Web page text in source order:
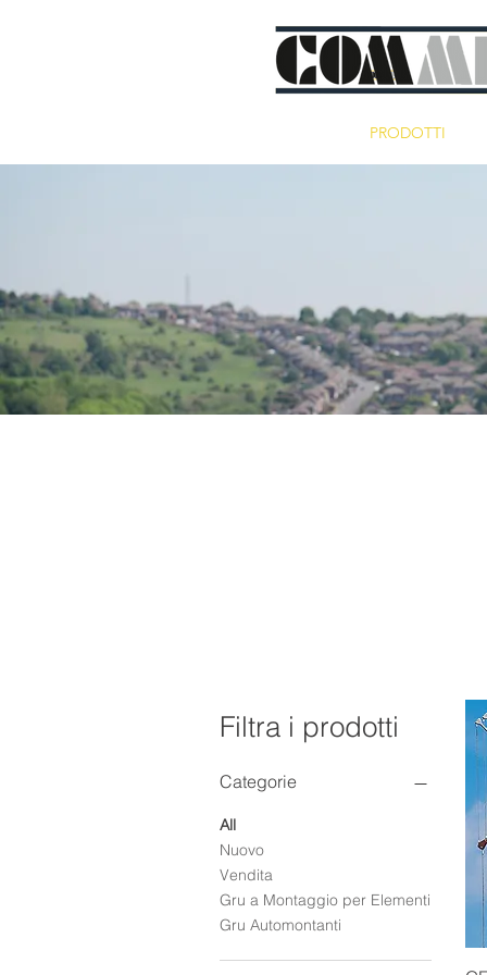
PRODOTTI
Filtra i prodotti
Categorie
All
Nuovo
Vendita
Gru a Montaggio per Elementi
Gru Automontanti